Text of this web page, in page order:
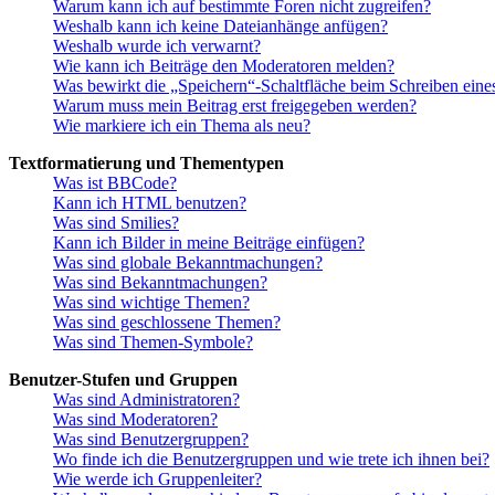
Warum kann ich auf bestimmte Foren nicht zugreifen?
Weshalb kann ich keine Dateianhänge anfügen?
Weshalb wurde ich verwarnt?
Wie kann ich Beiträge den Moderatoren melden?
Was bewirkt die „Speichern“-Schaltfläche beim Schreiben
Warum muss mein Beitrag erst freigegeben werden?
Wie markiere ich ein Thema als neu?
Textformatierung und Thementypen
Was ist BBCode?
Kann ich HTML benutzen?
Was sind Smilies?
Kann ich Bilder in meine Beiträge einfügen?
Was sind globale Bekanntmachungen?
Was sind Bekanntmachungen?
Was sind wichtige Themen?
Was sind geschlossene Themen?
Was sind Themen-Symbole?
Benutzer-Stufen und Gruppen
Was sind Administratoren?
Was sind Moderatoren?
Was sind Benutzergruppen?
Wo finde ich die Benutzergruppen und wie trete ich ihnen bei?
Wie werde ich Gruppenleiter?